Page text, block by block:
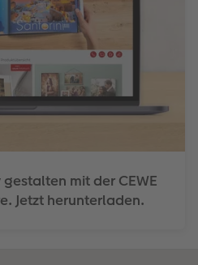
mit der CEWE
Jetzt herunterladen.